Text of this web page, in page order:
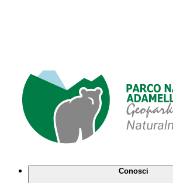
Conosci